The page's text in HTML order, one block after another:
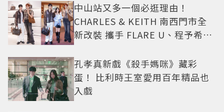
中山站又多一個必逛理由！
CHARLES & KEITH 南西門市全
新改裝 攜手 FLARE U、程予希演
孔孝真新戲《殺手媽咪》藏彩
蛋！ 比利時王室愛用百年精品也
入戲